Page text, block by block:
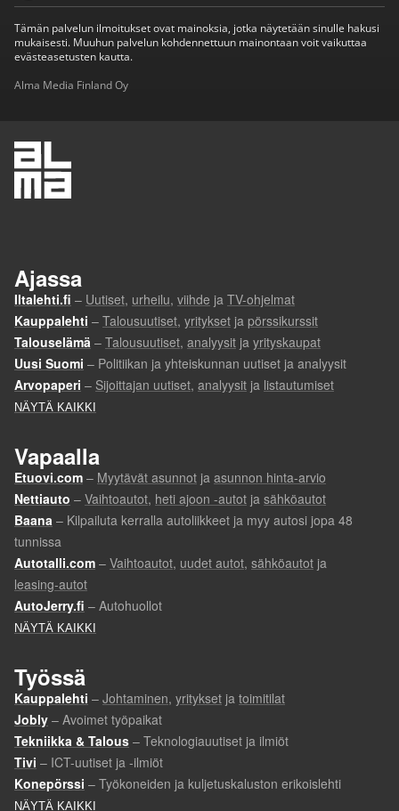
Tämän palvelun ilmoitukset ovat mainoksia, jotka näytetään sinulle hakusi
mukaisesti. Muuhun palvelun kohdennettuun mainontaan voit vaikuttaa
evästeasetusten kautta.
Alma Media Finland Oy